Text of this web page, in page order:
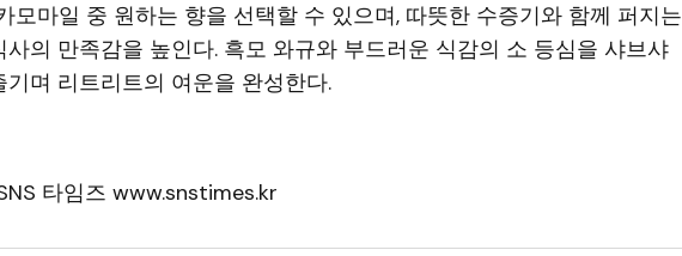
모마일 중 원하는 향을 선택할 수 있으며, 따뜻한 수증기와 함께 퍼지는
사의 만족감을 높인다. 흑모 와규와 부드러운 식감의 소 등심을 샤브샤
기며 리트리트의 여운을 완성한다.
타임즈 www.snstimes.kr